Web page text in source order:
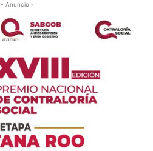
- Anuncio -